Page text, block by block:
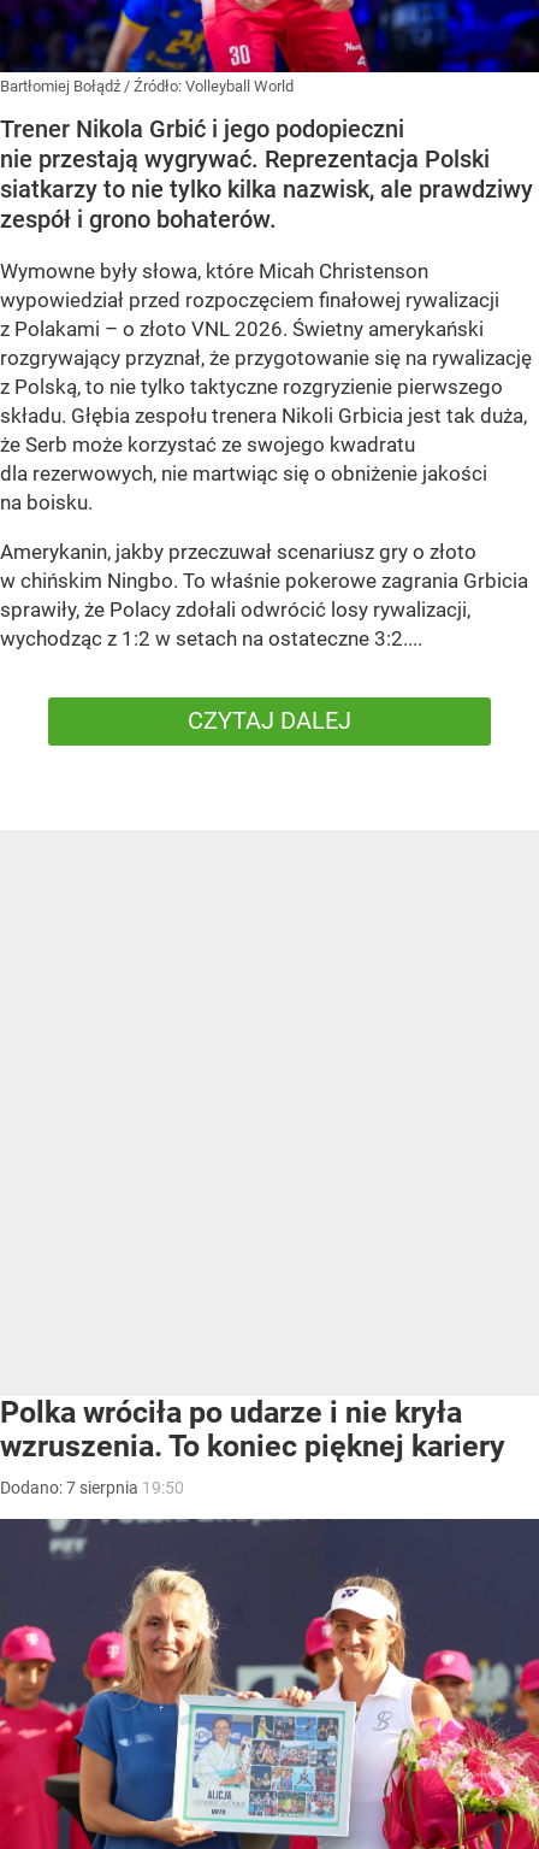
Bartłomiej Bołądź / Źródło: Volleyball World
Trener Nikola Grbić i jego podopieczni
nie przestają wygrywać. Reprezentacja Polski
siatkarzy to nie tylko kilka nazwisk, ale prawdziwy
zespół i grono bohaterów.
Wymowne były słowa, które Micah Christenson
wypowiedział przed rozpoczęciem finałowej rywalizacji
z Polakami – o złoto VNL 2026. Świetny amerykański
rozgrywający przyznał, że przygotowanie się na rywalizację
z Polską, to nie tylko taktyczne rozgryzienie pierwszego
składu. Głębia zespołu trenera Nikoli Grbicia jest tak duża,
że Serb może korzystać ze swojego kwadratu
dla rezerwowych, nie martwiąc się o obniżenie jakości
na boisku.
Amerykanin, jakby przeczuwał scenariusz gry o złoto
w chińskim Ningbo. To właśnie pokerowe zagrania Grbicia
sprawiły, że Polacy zdołali odwrócić losy rywalizacji,
wychodząc z 1:2 w setach na ostateczne 3:2....
CZYTAJ DALEJ
Polka wróciła po udarze i nie kryła
wzruszenia. To koniec pięknej kariery
Dodano:7 sierpnia 19:50